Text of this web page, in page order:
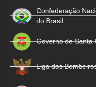
Confederação
do Brasil
Governo de Santa
Liga dos